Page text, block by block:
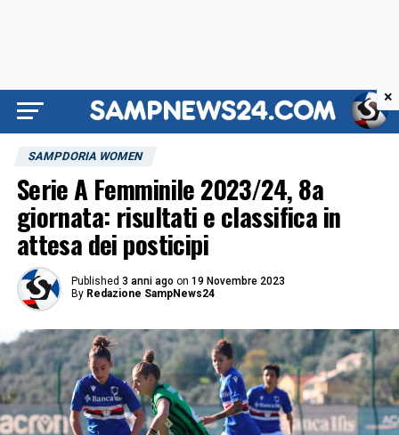
SAMPDORIA WOMEN
Serie A Femminile 2023/24, 8a
giornata: risultati e classifica in
attesa dei posticipi
Published 3 anni ago on 19 Novembre 2023
By Redazione SampNews24
×